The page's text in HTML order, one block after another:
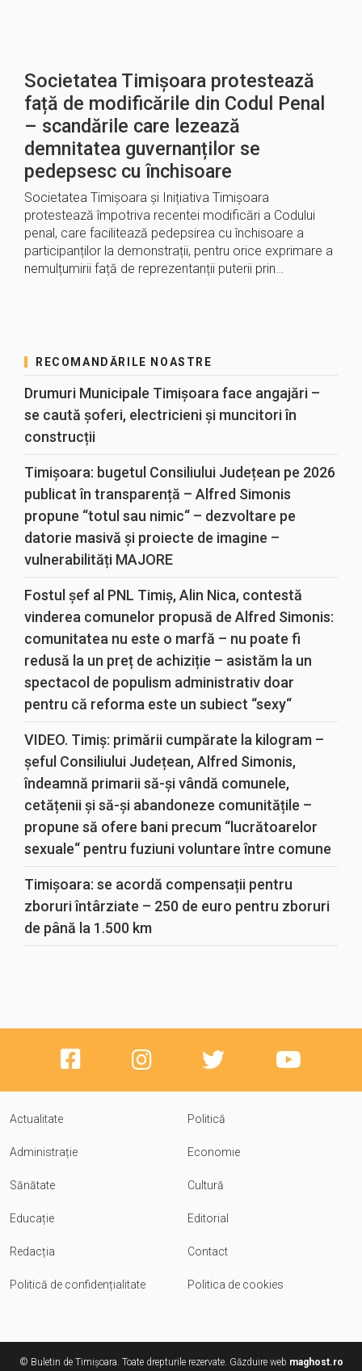
Societatea Timișoara protestează
față de modificările din Codul Penal
– scandările care lezează
demnitatea guvernanților se
pedepsesc cu închisoare
Societatea Timișoara și Inițiativa Timișoara
protestează împotriva recentei modificări a Codului
penal, care facilitează pedepsirea cu închisoare a
participanților la demonstrații, pentru orice exprimare a
nemulțumirii față de reprezentanții puterii prin…
RECOMANDĂRILE NOASTRE
Drumuri Municipale Timișoara face angajări –
se caută șoferi, electricieni și muncitori în
construcții
Timișoara: bugetul Consiliului Județean pe 2026
publicat în transparență – Alfred Simonis
propune “totul sau nimic“ – dezvoltare pe
datorie masivă și proiecte de imagine –
vulnerabilități MAJORE
Fostul șef al PNL Timiș, Alin Nica, contestă
vinderea comunelor propusă de Alfred Simonis:
comunitatea nu este o marfă – nu poate fi
redusă la un preț de achiziție – asistăm la un
spectacol de populism administrativ doar
pentru că reforma este un subiect “sexy“
VIDEO. Timiș: primării cumpărate la kilogram –
șeful Consiliului Județean, Alfred Simonis,
îndeamnă primarii să-și vândă comunele,
cetățenii și să-și abandoneze comunitățile –
propune să ofere bani precum “lucrătoarelor
sexuale“ pentru fuziuni voluntare între comune
Timișoara: se acordă compensații pentru
zboruri întârziate – 250 de euro pentru zboruri
de până la 1.500 km
Actualitate Politică
Administrație Economie
Sănătate Cultură
Educație Editorial
Redacția Contact
Politică de confidențialitate Politica de cookies
© Buletin de Timișoara. Toate drepturile rezervate. Găzduire web maghost.ro